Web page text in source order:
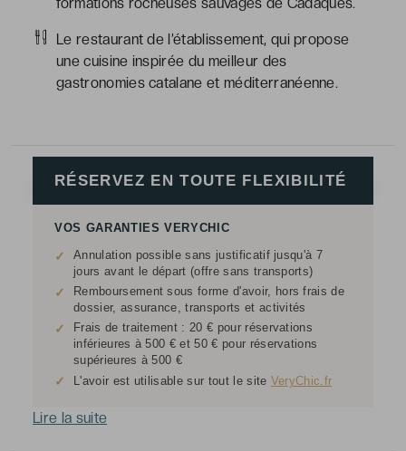
Le restaurant de l’établissement, qui propose
une cuisine inspirée du meilleur des
gastronomies catalane et méditerranéenne.
RÉSERVEZ EN TOUTE FLEXIBILITÉ
VOS GARANTIES VERYCHIC
✓
Annulation possible sans justificatif jusqu'à 7
jours avant le départ (offre sans transports)
✓
Remboursement sous forme d'avoir, hors frais de
dossier, assurance, transports et activités
✓
Frais de traitement : 20 € pour réservations
inférieures à 500 € et 50 € pour réservations
supérieures à 500 €
✓ L'avoir est utilisable sur tout le site VeryChic.fr
Lire la suite